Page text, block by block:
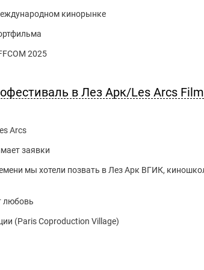
кинорынке
2025
в Лез Арк/Les Arcs Film
Arcs
заявки
мы хотели позвать в Лез Арк ВГИК,
любовь
(Paris Coproduction Village)